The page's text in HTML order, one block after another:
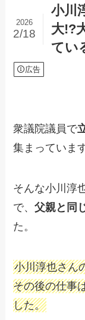
小川
大!?
てい
2026
2/18
広告
衆議院議員で
集まっていま
そんな小川淳
で、父親と同
た。
小川淳也さん
その後の仕事
した。